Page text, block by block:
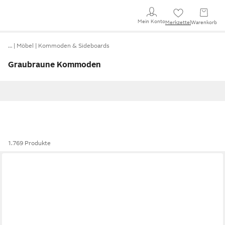
Mein KontoMerkzettel Warenkorb
… Möbel Kommoden & Sideboards
Graubraune Kommoden
1.769 Produkte